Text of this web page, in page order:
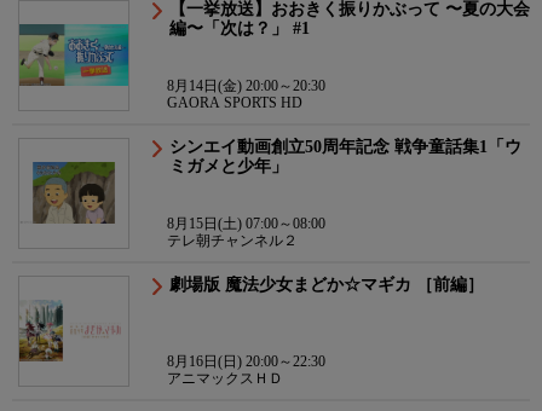
【一挙放送】おおきく振りかぶって 〜夏の大会
編〜「次は？」 #1
8月14日(金) 20:00～20:30
GAORA SPORTS HD
シンエイ動画創立50周年記念 戦争童話集1「ウ
ミガメと少年」
8月15日(土) 07:00～08:00
テレ朝チャンネル２
劇場版 魔法少女まどか☆マギカ ［前編］
8月16日(日) 20:00～22:30
アニマックスＨＤ